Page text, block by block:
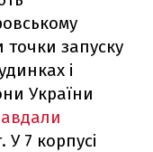
запуску
і
України
7 корпусі